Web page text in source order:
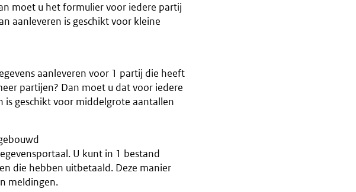
moet u het formulier voor iedere partij
aanleveren is geschikt voor kleine
aanleveren voor 1 partij die heeft
partijen? Dan moet u dat voor iedere
is geschikt voor middelgrote aantallen
U kunt in 1 bestand
die hebben uitbetaald. Deze manier
meldingen.